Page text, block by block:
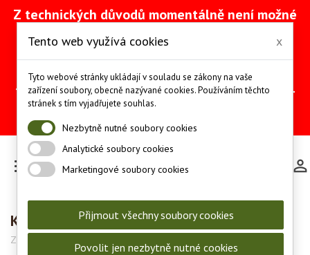
Z technických důvodů momentálně není možné
odstranění problému intenzivně pracujeme
(včetně obnovy ze zálohy).
Objednávky můžete mezitím provádět
telefonicky na čísle +420 607 244 655 nebo e-
mailem na adrese
Děkujeme za pochopení a trpělivost.

Kulovnice Bergara B14² Crest - 308 Win.
Značka:
Tento web využívá cookies x
Tyto webové stránky ukládají v souladu se zákony na vaše
zařízení soubory, obecně nazývané cookies. Používáním těchto
stránek s tím vyjadřujete souhlas.
Nezbytně nutné soubory cookies
Analytické soubory cookies
Marketingové soubory cookies
Přijmout všechny soubory cookies
Povolit jen nezbytně nutné cookies